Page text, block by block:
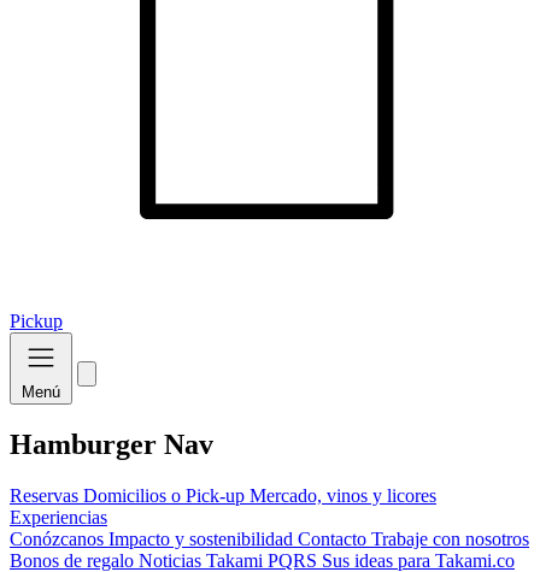
Pickup
Menú
Hamburger Nav
Reservas Domicilios o Pick-up Mercado, vinos y licores
Experiencias
Conózcanos Impacto y sostenibilidad Contacto Trabaje con nosotros
Bonos de regalo Noticias Takami PQRS Sus ideas para Takami.co